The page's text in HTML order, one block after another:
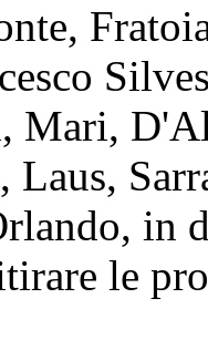
Mari,
Laus,
in
le